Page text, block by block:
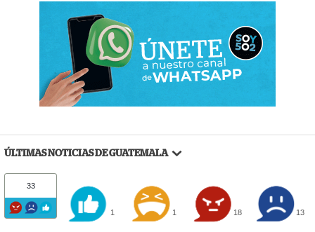
ÚLTIMAS NOTICIAS DE GUATEMALA
33
1 1 18 13